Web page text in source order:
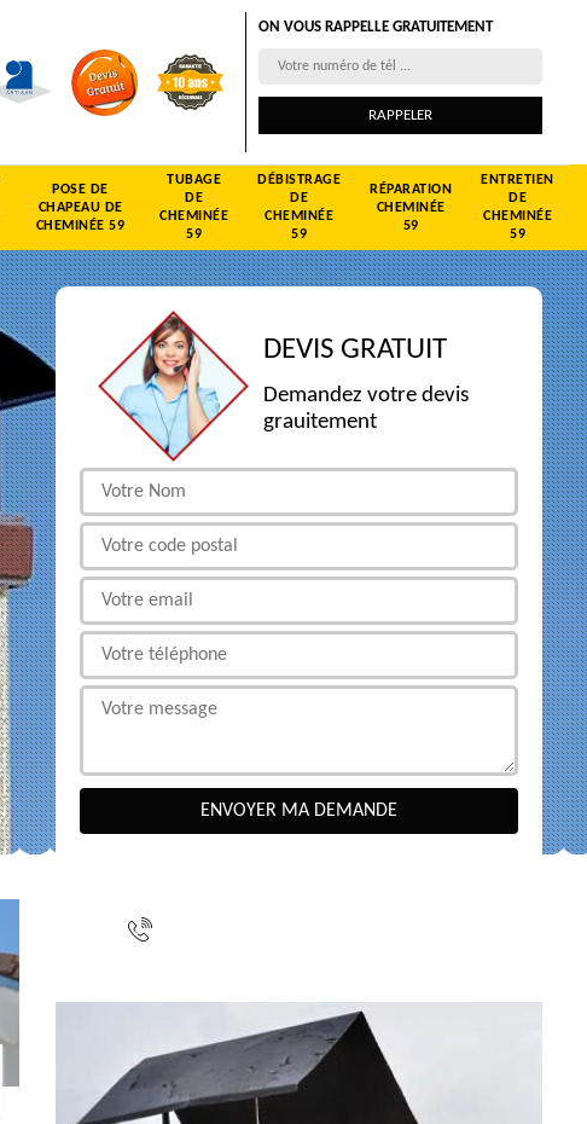
ON VOUS RAPPELLE GRATUITEMENT
POSE DE
CHAPEAU DE
CHEMINÉE 59
TUBAGE
DE
CHEMINÉE
59
DÉBISTRAGE
DE
CHEMINÉE
59
RÉPARATION
CHEMINÉE
59
ENTRETIEN
DE
CHEMINÉE
59
DEVIS GRATUIT
Demandez votre devis
grauitement